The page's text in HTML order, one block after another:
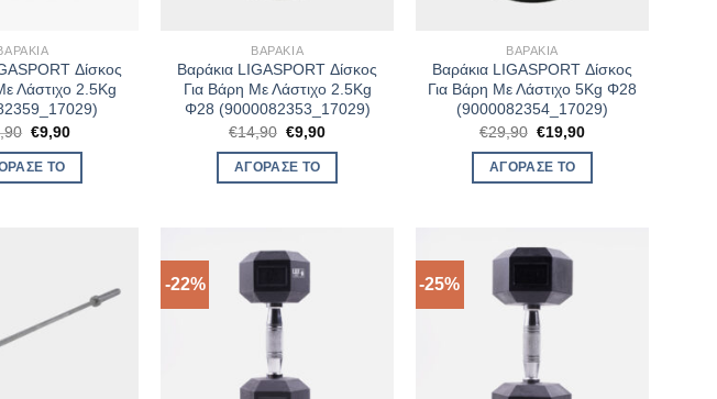
Δίσκος
Λάστιχο 2.5Kg
Original
was:
€14,90.
€9,90Η
ΤΟ
ΒΑΡΆΚΙΑ
Βαράκια LIGASPORT Δίσκος
Για Βάρη Με Λάστιχο 2.5Kg
Φ28 (9000082353_17029)
€14,90 Original
was:
€14,90.
€9,90Η
ΑΓΌΡΑΣΈ ΤΟ
ΒΑΡΆΚΙΑ
Βαράκια LIGASPORT Δίσκος
Για Βάρη Με Λάστιχο 5Kg Φ28
(9000082354_17029)
€29,90 Original
was:
€29,90.
€19,90Η
ΑΓΌΡΑΣΈ ΤΟ
-22% -25%